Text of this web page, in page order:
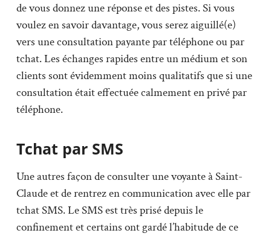
de vous donnez une réponse et des pistes. Si vous
voulez en savoir davantage, vous serez aiguillé(e)
vers une consultation payante par téléphone ou par
tchat. Les échanges rapides entre un médium et son
clients sont évidemment moins qualitatifs que si une
consultation était effectuée calmement en privé par
téléphone.
Tchat par SMS
Une autres façon de consulter une voyante à Saint-
Claude et de rentrez en communication avec elle par
tchat SMS. Le SMS est très prisé depuis le
confinement et certains ont gardé l’habitude de ce